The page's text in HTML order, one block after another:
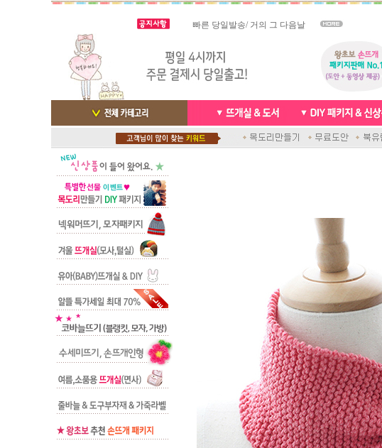
실시간 결
빠른 당일발송/ 거의 그 다음날